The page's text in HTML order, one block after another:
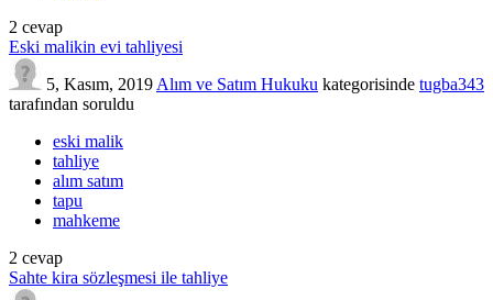
2 cevap
Eski malikin evi tahliyesi
5, Kasım, 2019 Alım ve Satım Hukuku kategorisinde tugba343
tarafından soruldu
eski malik
tahliye
alım satım
tapu
mahkeme
2 cevap
Sahte kira sözleşmesi ile tahliye